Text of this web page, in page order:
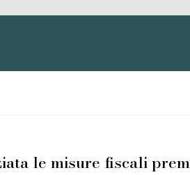
le misure fiscali